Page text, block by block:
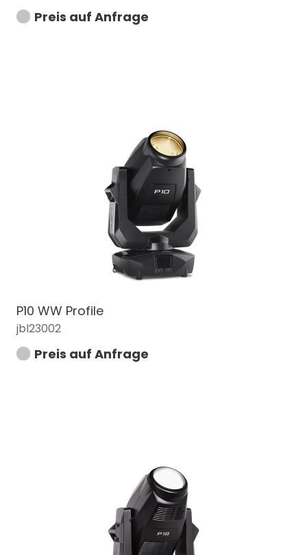
Preis auf Anfrage
P10 WW Profile
jbl23002
Preis auf Anfrage